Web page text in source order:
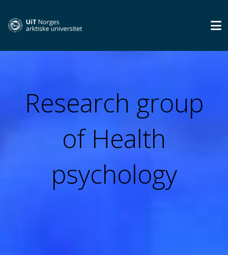
Research group
of Health
psychology